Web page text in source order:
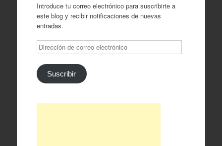
Introduce tu correo electrónico para suscribirte a
este blog y recibir notificaciones de nuevas
entradas.
Dirección
de
correo
electrónico
Suscribir